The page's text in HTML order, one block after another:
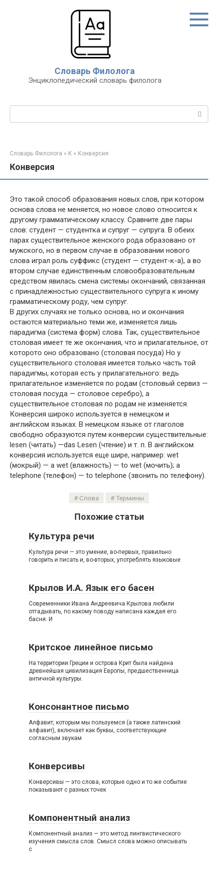
Словарь Филолога
Энциклопедический словарь филолога
Словарь Филолога » К » Конверсия
Конверсия
Это такой способ образования новых слов, при котором
основа слова не меняется, но новое слово относится к
другому грамматическому классу. Сравните две пары
слов: студент — студентка и супруг — супруга. В обеих
парах существительное женского рода образовано от
мужского, но в первом случае в образовании нового
слова играл роль суффикс (студент — студент-к-а), а во
втором случае единственным словообразовательным
средством явилась смена системы окончаний, связанная
с принадлежностью существительного супруга к иному
грамматическому роду, чем супруг.
В других случаях не только основа, но и окончания
остаются материально теми же, изменяется лишь
парадигма (система форм) слова. Так, существительное
столовая имеет те же окончания, что и прилагательное, от
которото оно образовано (столовая посуда) Но у
существительного столовая имеется только часть той
парадигмы, которая есть у прилагательного: ведь
прилагательное изменяется по родам (столовый сервиз —
столовая посуда — столовое серебро), а
существительное столовая по родам не изменяется.
Конверсия широко используется в немецком и
английском языках. В немецком языке от глаголов
свободно образуются путем конверсии существительные:
lesen (читать) —das Lesen (чтение) и т. п. В английском
конверсия используется еще шире, например: wet
(мокрый) — a wet (влажность) — to wet (мочить); a
telephone (телефон) — to telephone (звонить по телефону).
Слова Термины
Похожие статьи
Культура речи
Культура речи — это умение, во-первых, правильно
говорить и писать и, во-вторых, употреблять языковые
Крылов И.А. Язык его басен
Современники Ивана Андреевича Крылова любили
отгадывать, по какому поводу написана каждая его
басня. И
Критское линейное письмо
На территории Греции и острова Крит была найдена
древнейшая цивилизация Европы, предшественница
античной культуры.
Консонантное письмо
Алфавит, которым мы пользуемся (а также латинский
алфавит), включает как буквы, соответствующие
согласным звукам
Конверсивы
Конверсивы — это слова, которые одно и то же событие
показывают с разных точек
Компонентный анализ
Компонентный анализ — это метод лингвистического
изучения смысла слов. Смысл слова можно описывать
с